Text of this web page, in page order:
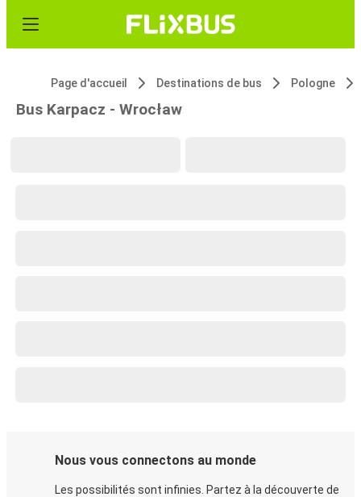
Page d'accueil Destinations de bus Pologne
Bus Karpacz - Wrocław
Nous vous connectons au monde
Les possibilités sont infinies. Partez à la découverte de